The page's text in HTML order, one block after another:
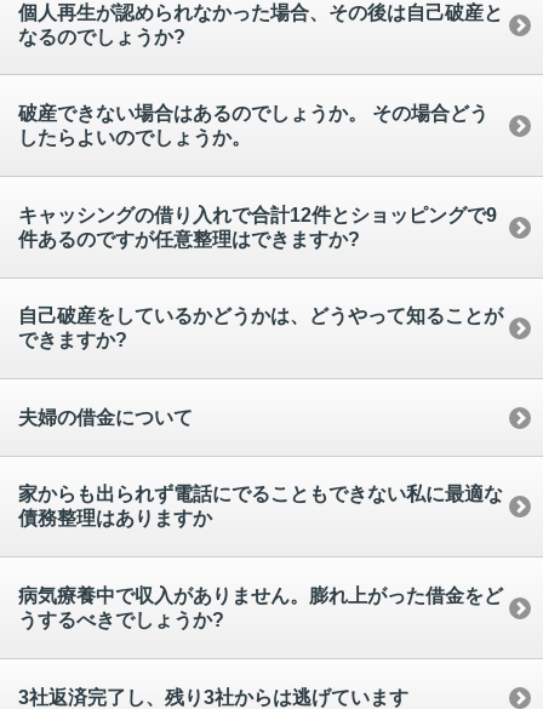
個人再生が認められなかった場合、その後は自己破産と
なるのでしょうか?
破産できない場合はあるのでしょうか。 その場合どう
したらよいのでしょうか。
キャッシングの借り入れで合計12件とショッピングで9
件あるのですが任意整理はできますか?
自己破産をしているかどうかは、どうやって知ることが
できますか?
夫婦の借金について
家からも出られず電話にでることもできない私に最適な
債務整理はありますか
病気療養中で収入がありません。膨れ上がった借金をど
うするべきでしょうか?
3社返済完了し、残り3社からは逃げています